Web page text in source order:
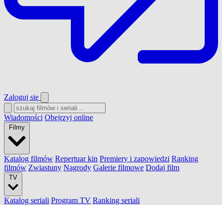
Zaloguj się
Wiadomości Obejrzyj online
Filmy
Katalog filmów Repertuar kin Premiery i zapowiedzi Ranking
filmów Zwiastuny Nagrody Galerie filmowe Dodaj film
TV
Katalog seriali Program TV Ranking seriali